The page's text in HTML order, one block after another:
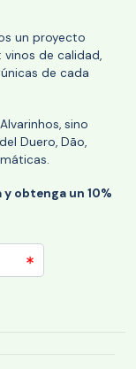
un proyecto
de calidad,
de cada
sino
Duero, Dão,
obtenga un 10%